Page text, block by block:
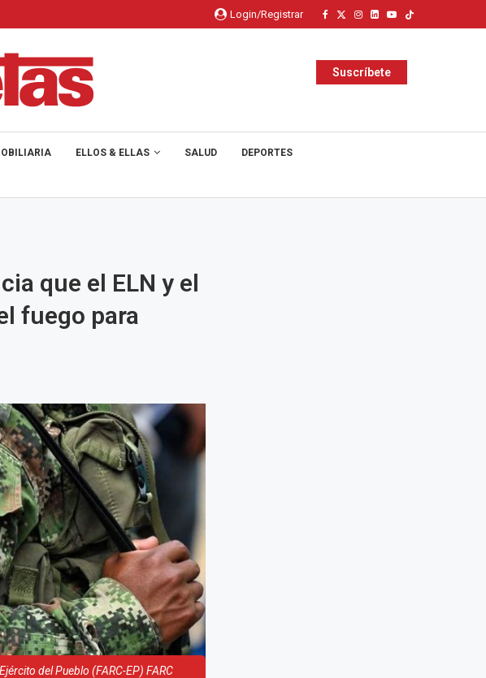
Login/Registrar
Suscríbete
ELLOS & ELLAS SALUD DEPORTES
que el ELN y el
fuego para
del Pueblo (FARC-EP) FARC